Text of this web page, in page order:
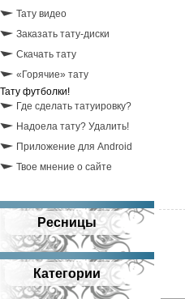
Тату видео
Заказать тату-диски
Скачать тату
«Горячие» тату
Тату футболки!
Где сделать татуировку?
Надоела тату? Удалить!
Приложение для Android
Твое мнение о сайте
Ресницы
Категории